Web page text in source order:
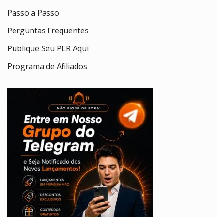
Passo a Passo
Perguntas Frequentes
Publique Seu PLR Aqui
Programa de Afiliados